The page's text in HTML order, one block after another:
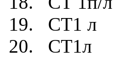
19. СТ1 л
20. СТ1л